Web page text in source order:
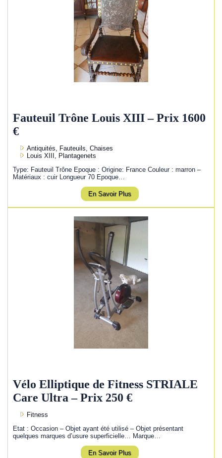
Fauteuil Trône Louis XIII – Prix 1600
€
Antiquités, Fauteuils, Chaises
Louis XIII, Plantagenets
Type: Fauteuil Trône Epoque : Origine: France Couleur : marron –
Matériaux : cuir Longueur 70 Epoque…
En Savoir Plus
Vélo Elliptique de Fitness STRIALE
Care Ultra – Prix 250 €
Fitness
Etat : Occasion – Objet ayant été utilisé – Objet présentant
quelques marques d’usure superficielle… Marque…
En Savoir Plus